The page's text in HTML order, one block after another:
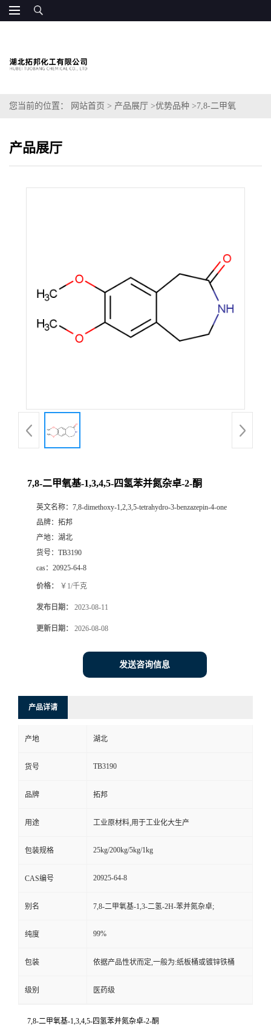
您当前的位置： 网站首页 > 产品展厅 >优势品种 >7,8-二甲氧
产品展厅
7,8-二甲氧基-1,3,4,5-四氢苯并氮杂卓-2-酮
英文名称： 7,8-dimethoxy-1,2,3,5-tetrahydro-3-benzazepin-4-one
品牌： 拓邦
产地： 湖北
货号： TB3190
cas： 20925-64-8
价格： ￥1/千克
发布日期： 2023-08-11
更新日期： 2026-08-08
发送咨询信息
产品详请
产地 湖北
货号 TB3190
品牌 拓邦
用途 工业原材料,用于工业化大生产
包装规格 25kg/200kg/5kg/1kg
CAS编号 20925-64-8
别名 7,8-二甲氧基-1,3-二氢-2H-苯并氮杂卓;
纯度 99%
包装 依据产品性状而定,一般为:纸板桶或镀锌铁桶
级别 医药级
7,8-二甲氧基-1,3,4,5-四氢苯并氮杂卓-2-酮